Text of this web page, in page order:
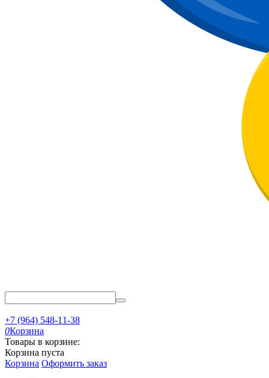
+7 (964) 548-11-38
0Корзина
Товары в корзине:
Корзина пуста
Корзина Оформить заказ